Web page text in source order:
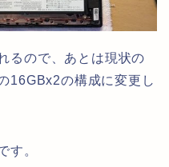
るので、あとは現状の
16GBx2の構成に変更し
す。